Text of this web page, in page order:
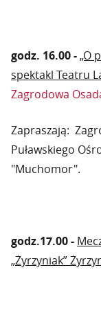
godz. 16.00 -„O
spektakl Teatru
Zagrodowa
Zapraszają:
Puławskiego
"Muchomor".
godz.17.00 -
„Żyrzyniak”